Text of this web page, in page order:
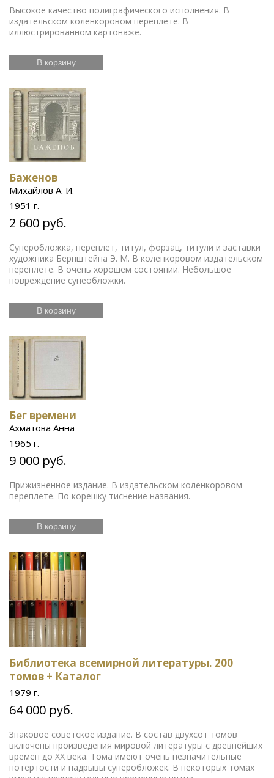
Высокое качество полиграфического исполнения. В
издательском коленкоровом переплете. В
иллюстрированном картонаже.
В корзину
Баженов
Михайлов А. И.
1951 г.
2 600 руб.
Суперобложка, переплет, титул, форзац, титули и заставки
художника Бернштейна Э. М. В коленкоровом издательском
переплете. В очень хорошем состоянии. Небольшое
повреждение супеобложки.
В корзину
Бег времени
Ахматова Анна
1965 г.
9 000 руб.
Прижизненное издание. В издательском коленкоровом
переплете. По корешку тиснение названия.
В корзину
Библиотека всемирной литературы. 200
томов + Каталог
1979 г.
64 000 руб.
Знаковое советское издание. В состав двухсот томов
включены произведения мировой литературы с древнейших
времён до XX века. Тома имеют очень незначительные
потертости и надрывы суперобложек. В некоторых томах